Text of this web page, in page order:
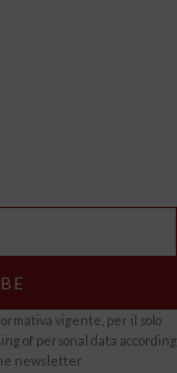
vigente, per il solo
of personal data according
newsletter